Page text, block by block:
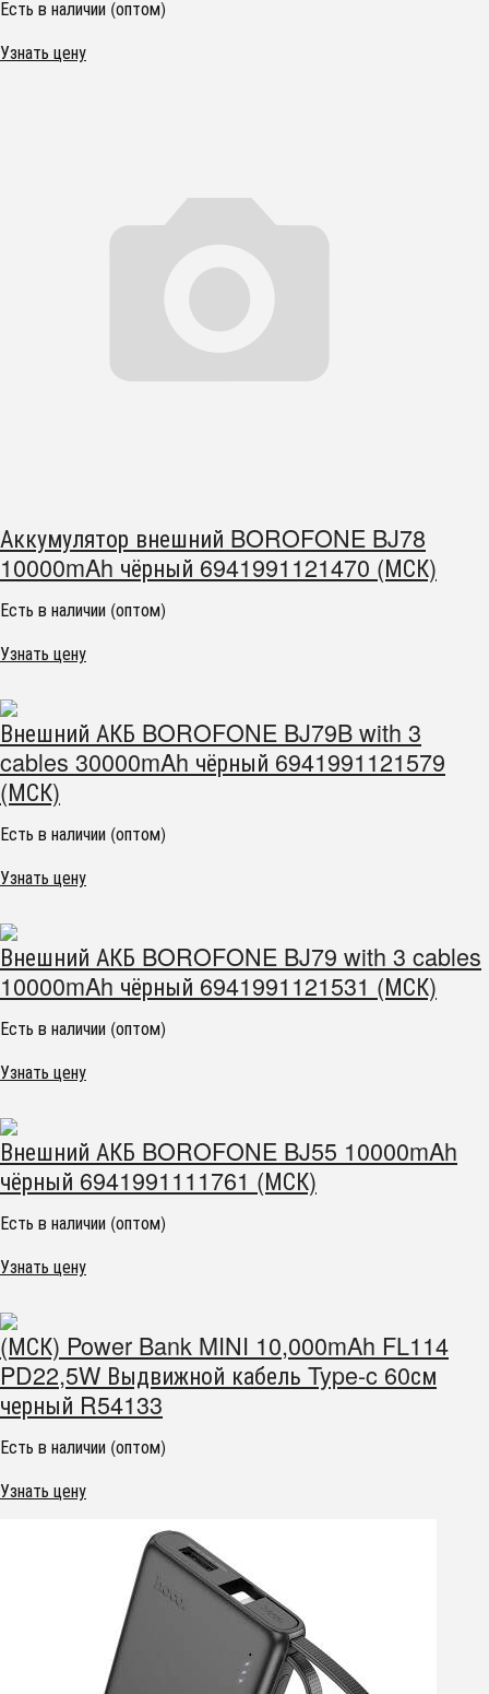
Есть в наличии (оптом)
Узнать цену
Аккумулятор внешний BOROFONE BJ78
10000mAh чёрный 6941991121470 (МСК)
Есть в наличии (оптом)
Узнать цену
Внешний АКБ BOROFONE BJ79B with 3
cables 30000mAh чёрный 6941991121579
(МСК)
Есть в наличии (оптом)
Узнать цену
Внешний АКБ BOROFONE BJ79 with 3 cables
10000mAh чёрный 6941991121531 (МСК)
Есть в наличии (оптом)
Узнать цену
Внешний АКБ BOROFONE BJ55 10000mAh
чёрный 6941991111761 (МСК)
Есть в наличии (оптом)
Узнать цену
(МСК) Power Bank MINI 10,000mAh FL114
PD22,5W Выдвижной кабель Type-c 60см
черный R54133
Есть в наличии (оптом)
Узнать цену